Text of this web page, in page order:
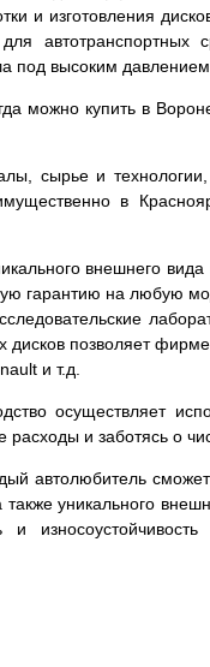
и изготовления
автотранспортных
под высоким давлением.
можно купить в
сырье и
в
внешнего вида
гарантию на любую
дисков позволяет
и т.д.
осуществляет
и заботясь о
автолюбитель
уникального